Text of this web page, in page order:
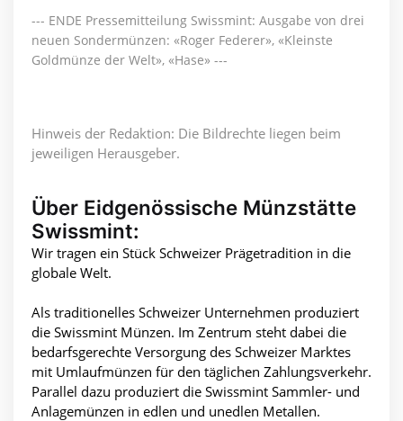
--- ENDE Pressemitteilung Swissmint: Ausgabe von drei
neuen Sondermünzen: «Roger Federer», «Kleinste
Goldmünze der Welt», «Hase» ---
Hinweis der Redaktion: Die Bildrechte liegen beim
jeweiligen Herausgeber.
Über Eidgenössische Münzstätte
Swissmint:
Wir tragen ein Stück Schweizer Prägetradition in die
globale Welt.
Als traditionelles Schweizer Unternehmen produziert
die Swissmint Münzen. Im Zentrum steht dabei die
bedarfsgerechte Versorgung des Schweizer Marktes
mit Umlaufmünzen für den täglichen Zahlungsverkehr.
Parallel dazu produziert die Swissmint Sammler- und
Anlagemünzen in edlen und unedlen Metallen.